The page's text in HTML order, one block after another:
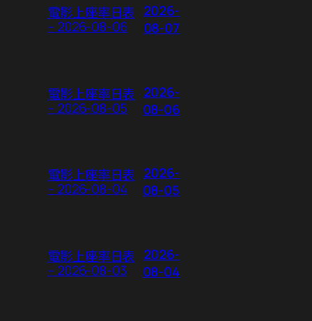
電影上座率日表
– 2026-08-06
2026-
08-07
電影上座率日表
– 2026-08-05
2026-
08-06
電影上座率日表
– 2026-08-04
2026-
08-05
電影上座率日表
– 2026-08-03
2026-
08-04